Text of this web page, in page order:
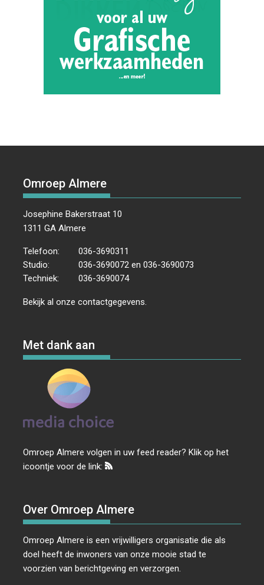
Omroep Almere
Josephine Bakerstraat 10
1311 GA Almere
Telefoon:
036-3690311
Studio:
036-3690072 en 036-3690073
Techniek:
036-3690074
Bekijk al onzecontactgegevens
Met dank aan
Omroep Almere volgen in uw feed reader? Klik op het
icoontje voor de link:
Over Omroep Almere
Omroep Almere is een vrijwilligers organisatie die als
doel heeft de inwoners van onze mooie stad te
voorzien van berichtgeving en verzorgen.